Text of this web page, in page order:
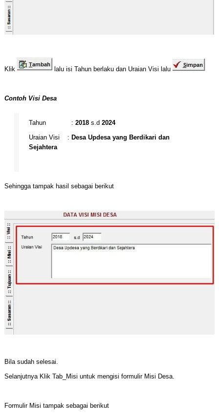
Klik lalu isi Tahun berlaku dan Uraian Visi lalu
Contoh Visi Desa
Tahun : 2018s.d 2024
Uraian Visi : Desa Updesa yang Berdikari dan
Sejahtera
Sehingga tampak hasil sebagai berikut
Bila sudah selesai.
Selanjutnya Klik Tab_Misi untuk mengisi formulir Misi Desa.
Formulir Misi tampak sebagai berikut